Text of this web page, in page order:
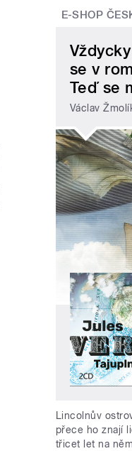
E-SHOP
se v
Teď se
Václav
Lincolnův
přece ho znají
třicet let na